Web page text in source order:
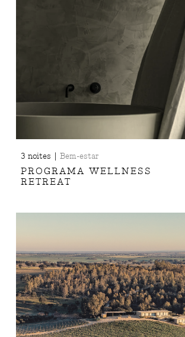
3 noites |Bem-estar
PROGRAMA WELLNESS
RETREAT